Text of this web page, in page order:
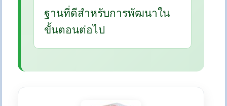
ฐานที่ดีสำหรับการพัฒนาใน
ขั้นตอนต่อไป